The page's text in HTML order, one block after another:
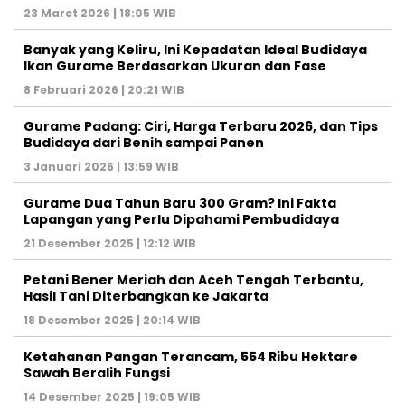
23 Maret 2026 | 18:05 WIB
Banyak yang Keliru, Ini Kepadatan Ideal Budidaya
Ikan Gurame Berdasarkan Ukuran dan Fase
8 Februari 2026 | 20:21 WIB
Gurame Padang: Ciri, Harga Terbaru 2026, dan Tips
Budidaya dari Benih sampai Panen
3 Januari 2026 | 13:59 WIB
Gurame Dua Tahun Baru 300 Gram? Ini Fakta
Lapangan yang Perlu Dipahami Pembudidaya
21 Desember 2025 | 12:12 WIB
Petani Bener Meriah dan Aceh Tengah Terbantu,
Hasil Tani Diterbangkan ke Jakarta
18 Desember 2025 | 20:14 WIB
Ketahanan Pangan Terancam, 554 Ribu Hektare
Sawah Beralih Fungsi
14 Desember 2025 | 19:05 WIB